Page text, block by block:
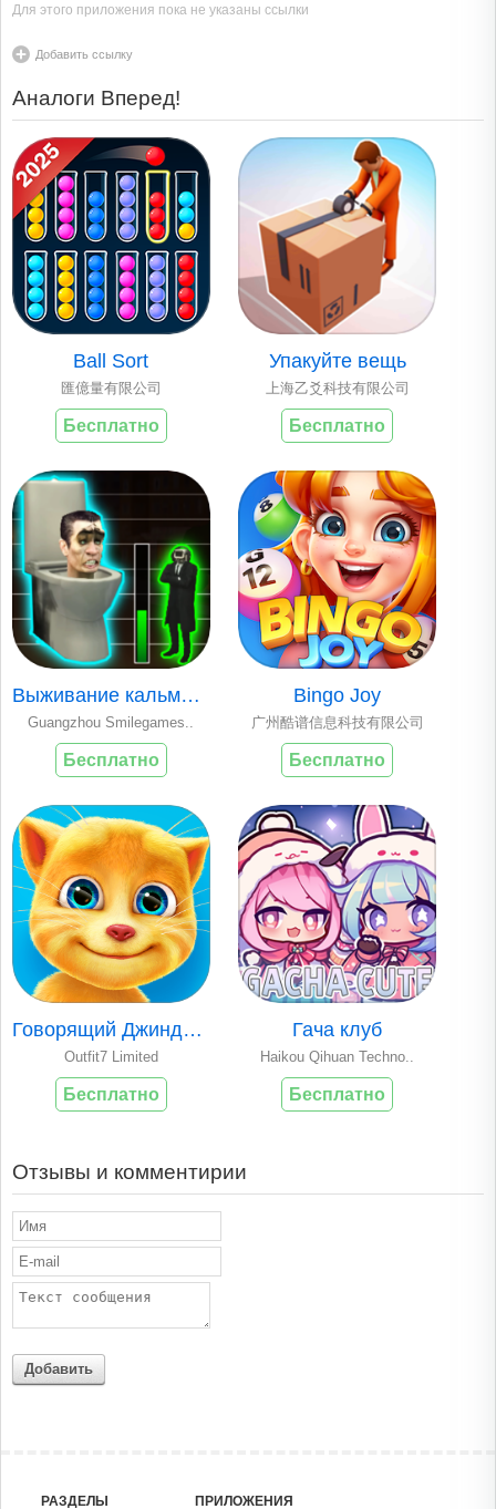
Для этого приложения пока не указаны ссылки
Добавить ссылку
Аналоги Вперед!
Ball Sort
匯億量有限公司
Бесплатно
Упакуйте вещь
上海乙爻科技有限公司
Бесплатно
Выживание кальмара..
Guangzhou Smilegames..
Бесплатно
Bingo Joy
广州酷谱信息科技有限公司
Бесплатно
Говорящий Джинджер
Outfit7 Limited
Бесплатно
Гача клуб
Haikou Qihuan Techno..
Бесплатно
Отзывы и комментирии
Добавить
РАЗДЕЛЫ ПРИЛОЖЕНИЯ